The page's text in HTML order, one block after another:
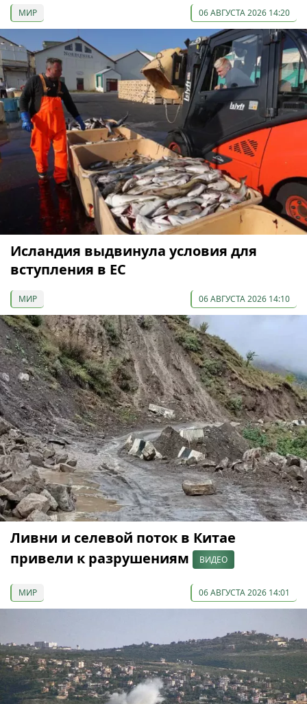
МИР 06 АВГУСТА 2026 14:20
Исландия выдвинула условия для
вступления в ЕС
МИР 06 АВГУСТА 2026 14:10
Ливни и селевой поток в Китае
привели к разрушениям
ВИДЕО
МИР 06 АВГУСТА 2026 14:01